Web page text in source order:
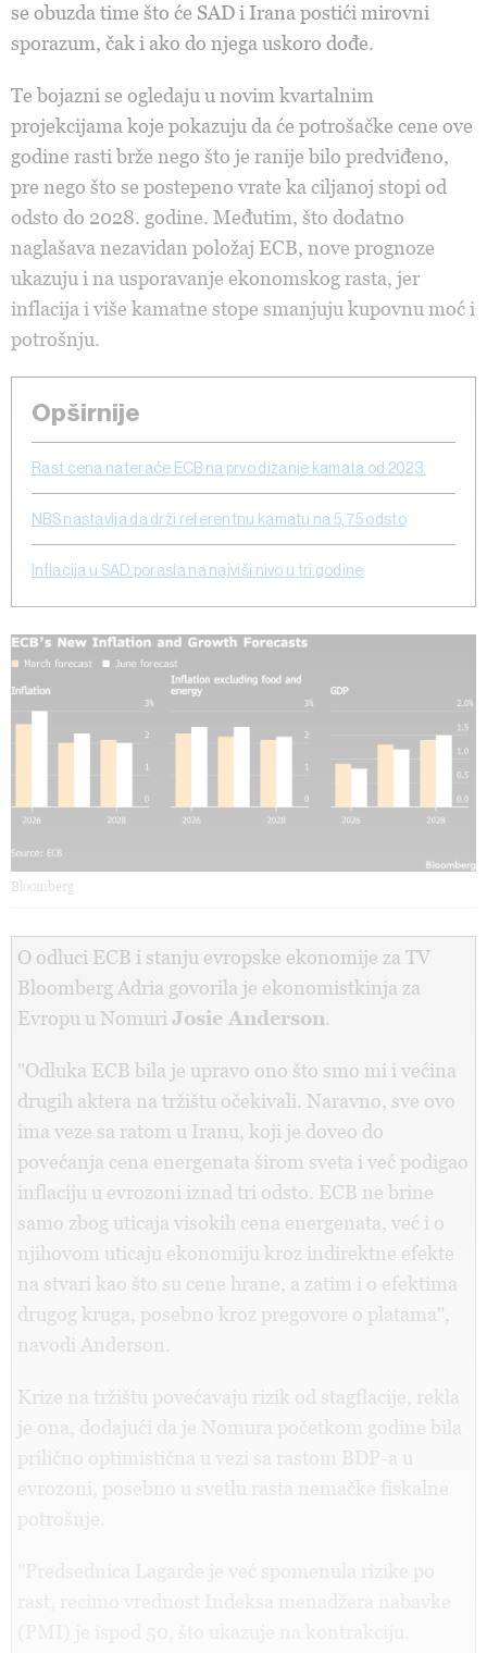
se obuzda time što će SAD i Irana postići mirovni
sporazum, čak i ako do njega uskoro dođe.
Te bojazni se ogledaju u novim kvartalnim
projekcijama koje pokazuju da će potrošačke cene ove
godine rasti brže nego što je ranije bilo predviđeno,
pre nego što se postepeno vrate ka ciljanoj stopi od
odsto do 2028. godine. Međutim, što dodatno
naglašava nezavidan položaj ECB, nove prognoze
ukazuju i na usporavanje ekonomskog rasta, jer
inflacija i više kamatne stope smanjuju kupovnu moć i
potrošnju.
Opširnije
Rast cena nateraće ECB na prvo dizanje kamata od 2023.
NBS nastavlja da drži referentnu kamatu na 5,75 odsto
Inflacija u SAD porasla na najviši nivo u tri godine
Bloomberg
O odluci ECB i stanju evropske ekonomije za TV
Bloomberg Adria govorila je ekonomistkinja za
Evropu u Nomuri Josie Anderson.
"Odluka ECB bila je upravo ono što smo mi i većina
drugih aktera na tržištu očekivali. Naravno, sve ovo
ima veze sa ratom u Iranu, koji je doveo do
povećanja cena energenata širom sveta i već podigao
inflaciju u evrozoni iznad tri odsto. ECB ne brine
samo zbog uticaja visokih cena energenata, već i o
njihovom uticaju ekonomiju kroz indirektne efekte
na stvari kao što su cene hrane, a zatim i o efektima
drugog kruga, posebno kroz pregovore o platama",
navodi Anderson.
Krize na tržištu povećavaju rizik od stagflacije, rekla
je ona, dodajući da je Nomura početkom godine bila